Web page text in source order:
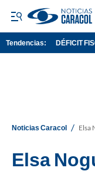
Tendencias: DÉFICIT
Noticias Caracol / Elsa
Elsa